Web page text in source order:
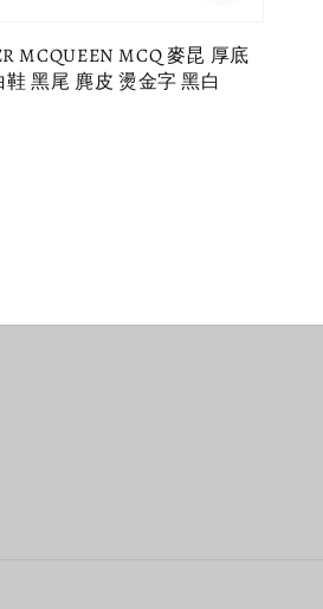
MCQUEEN MCQ 麥昆 厚底
黑尾 麂皮 燙金字 黑白